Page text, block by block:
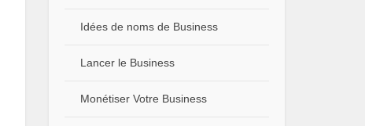
Idées de noms de Business
Lancer le Business
Monétiser Votre Business